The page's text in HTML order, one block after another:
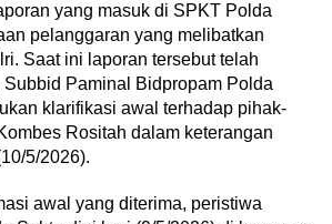
yang masuk di SPKT Polda
pelanggaran yang melibatkan
Saat ini laporan tersebut telah
Paminal Bidpropam Polda
klarifikasi awal terhadap pihak-
Rositah dalam keterangan
5/2026).
awal yang diterima, peristiwa